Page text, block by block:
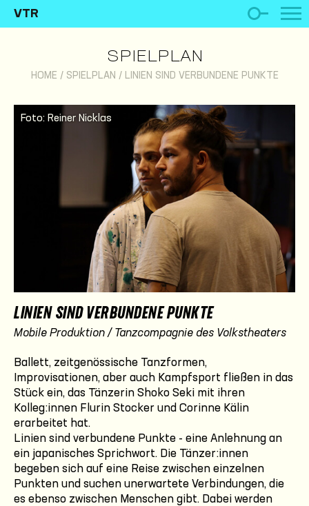
VTR
SPIELPLAN
HOME / SPIELPLAN / LINIEN SIND VERBUNDENE PUNKTE
Foto: Reiner Nicklas
LINIEN SIND VERBUNDENE PUNKTE
Mobile Produktion / Tanzcompagnie des Volkstheaters
Ballett, zeitgenössische Tanzformen,
Improvisationen, aber auch Kampfsport fließen in das
Stück ein, das Tänzerin Shoko Seki mit ihren
Kolleg:innen Flurin Stocker und Corinne Kälin
erarbeitet hat.
Linien sind verbundene Punkte - eine Anlehnung an
ein japanisches Sprichwort. Die Tänzer:innen
begeben sich auf eine Reise zwischen einzelnen
Punkten und suchen unerwartete Verbindungen, die
es ebenso zwischen Menschen gibt. Dabei werden